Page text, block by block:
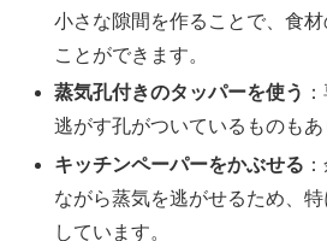
小さな隙間を作ることで、食
ことができます。
蒸気孔付きのタッパーを使う
逃がす孔がついているものもあ
キッチンペーパーをかぶせる
ながら蒸気を逃がせるため、
しています。